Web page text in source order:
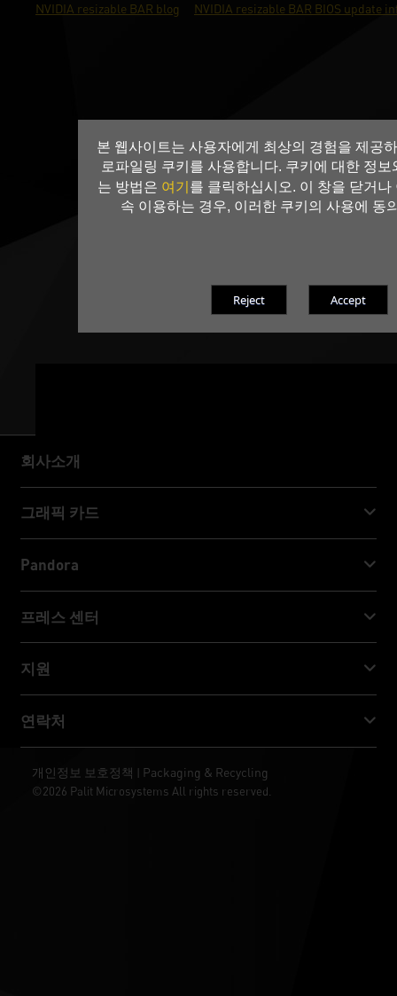
본 웹사이트는 사용자에게 최상의 경험을 제공
로파일링 쿠키를 사용합니다. 쿠키에 대한 정보
는 방법은 여기를 클릭하십시오. 이 창을 닫거나
속 이용하는 경우, 이러한 쿠키의 사용에 동
NVIDIA resizable BAR blog NVIDIA resizable BAR BIOS update
회사소개
회사소개
그래픽 카드
GeForce RTX™ 40 Series
GeForce RTX™ 30 Series
Pandora
NVIDIA Jetson Orin™ Nano Super
프레스 센터
소셜 미디어
수상 & 리뷰
지원
ThunderMaster
ARGB SYNC
연락처
판매처
개인정보 보호정책 | Packaging & Recycling
©2026 Palit Microsystems All rights reserved.